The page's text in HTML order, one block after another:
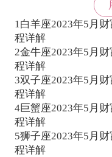
在偏财方面，会
的朋友如果有闲钱
会，在不到一个月
但是也建议手头比
会，不要去选择那
能会得不偿失。
建议处女座的人
1白羊座2023年5月
程详解
2金牛座2023年5月
程详解
3双子座2023年5月
程详解
4巨蟹座2023年5月
程详解
5狮子座2023年5月
程详解